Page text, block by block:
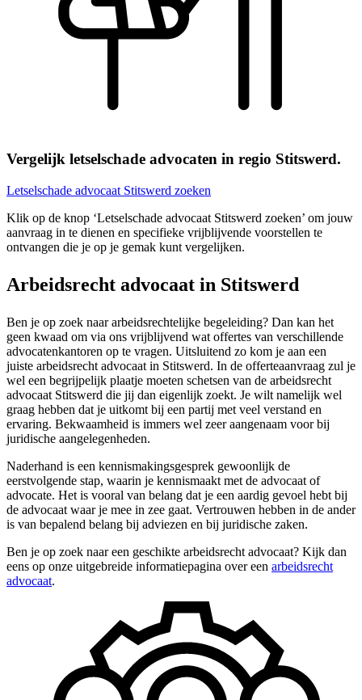
Vergelijk letselschade advocaten in regio Stitswerd.
Letselschade advocaat Stitswerd zoeken
Klik op de knop ‘Letselschade advocaat Stitswerd zoeken’ om jouw
aanvraag in te dienen en specifieke vrijblijvende voorstellen te
ontvangen die je op je gemak kunt vergelijken.
Arbeidsrecht advocaat in Stitswerd
Ben je op zoek naar arbeidsrechtelijke begeleiding? Dan kan het
geen kwaad om via ons vrijblijvend wat offertes van verschillende
advocatenkantoren op te vragen. Uitsluitend zo kom je aan een
juiste arbeidsrecht advocaat in Stitswerd. In de offerteaanvraag zul je
wel een begrijpelijk plaatje moeten schetsen van de arbeidsrecht
advocaat Stitswerd die jij dan eigenlijk zoekt. Je wilt namelijk wel
graag hebben dat je uitkomt bij een partij met veel verstand en
ervaring. Bekwaamheid is immers wel zeer aangenaam voor bij
juridische aangelegenheden.
Naderhand is een kennismakingsgesprek gewoonlijk de
eerstvolgende stap, waarin je kennismaakt met de advocaat of
advocate. Het is vooral van belang dat je een aardig gevoel hebt bij
de advocaat waar je mee in zee gaat. Vertrouwen hebben in de ander
is van bepalend belang bij adviezen en bij juridische zaken.
Ben je op zoek naar een geschikte arbeidsrecht advocaat? Kijk dan
eens op onze uitgebreide informatiepagina over een arbeidsrecht
advocaat.